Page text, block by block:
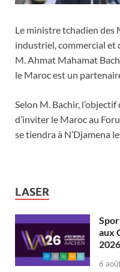
Le ministre tchadien des
industriel, commercial et
M. Ahmat Mahamat
le Maroc est un
Selon M. Bachir,
d’inviter le Maroc au
se tiendra à N’Djamena
LASER
aux
6